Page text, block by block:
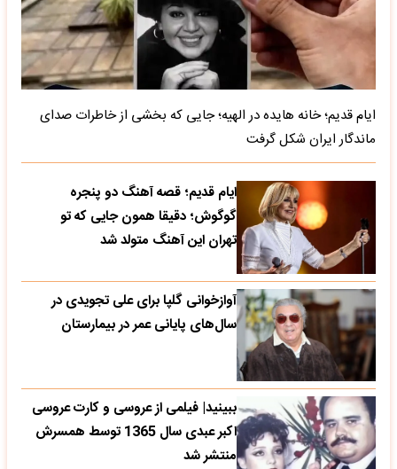
ایام قدیم؛ خانه هایده در الهیه؛ جایی که بخشی از خاطرات صدای
ماندگار ایران شکل گرفت
ایام قدیم؛ قصه آهنگ دو پنجره
گوگوش؛ دقیقا همون جایی که تو
تهران این آهنگ متولد شد
آوازخوانی گلپا برای علی تجویدی در
سال‌های پایانی عمر در بیمارستان
ببینید| فیلمی از عروسی و کارت عروسی
اکبر عبدی سال 1365 توسط همسرش
منتشر شد